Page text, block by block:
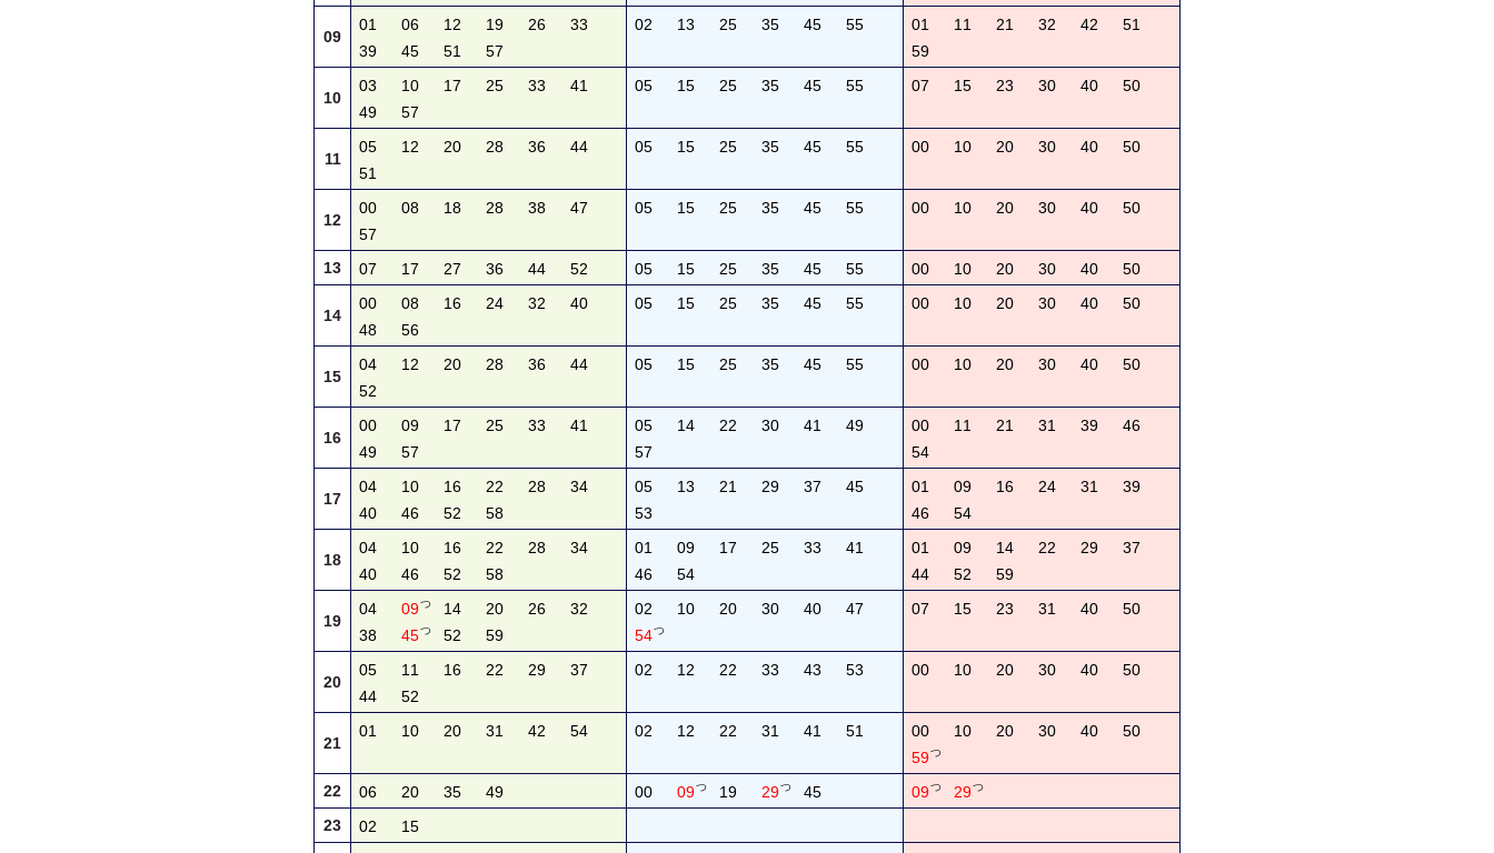
09
01 06 12 19 26
33
39
45 51 57
02 13 25 35 45 55 01 11 21 32 42
51
59
10
03 10 17 25 33
41
49
57
05 15 25 35 45 55 07 15 23 30 40 50
11
05 12 20 28 36
44
51
05 15 25 35 45 55 00 10 20 30 40 50
12
00 08 18 28 38
47
57
05 15 25 35 45 55 00 10 20 30 40 50
13 07 17 27 36 44 52 05 15 25 35 45 55 00 10 20 30 40 50
14
00 08 16 24 32
40
48
56
05 15 25 35 45 55 00 10 20 30 40 50
15
04 12 20 28 36
44
52
05 15 25 35 45 55 00 10 20 30 40 50
16
00 09 17 25 33
41
49
57
05 14 22 30 41
49
57
00 11 21 31 39
46
54
17
04 10 16 22 28
34
40
46 52 58
05 13 21 29 37
45
53
01 09 16 24 31
39
46
54
18
04 10 16 22 28
34
40
46 52 58
01 09 17 25 33
41
46
54
01 09 14 22 29
37
44
52 59
19
04 09つ 14 20 26
32
38
45つ 52 59
02 10 20 30 40
47
54つ
07 15 23 31 40 50
20
05 11 16 22 29
37
44
52
02 12 22 33 43 53 00 10 20 30 40 50
21
01 10 20 31 42 54 02 12 22 31 41 51 00 10 20 30 40
50
59つ
22 06 20 35 49 00 09つ 19 29つ 45 09つ 29つ
23 02
15